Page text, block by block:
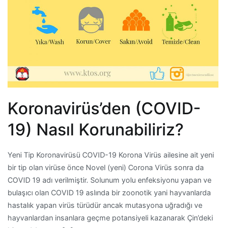
Koronavirüs’den (COVID-
19) Nasıl Korunabiliriz?
Yeni Tip Koronavirüsü COVID-19 Korona Virüs ailesine ait yeni
bir tip olan virüse önce Novel (yeni) Corona Virüs sonra da
COVID 19 adı verilmiştir. Solunum yolu enfeksiyonu yapan ve
bulaşıcı olan COVID 19 aslında bir zoonotik yani hayvanlarda
hastalık yapan virüs türüdür ancak mutasyona uğradığı ve
hayvanlardan insanlara geçme potansiyeli kazanarak Çin’deki